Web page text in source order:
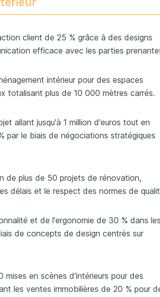
client de 25 % grâce à des designs
efficace avec les parties
intérieur pour des espaces
totalisant plus de 10 000 mètres carrés.
allant jusqu'à 1 million d'euros tout en
par le biais de négociations stratégiques
de plus de 50 projets de rénovation,
délais et le respect des normes de
et de l'ergonomie de 30 % dans les
de concepts de design centrés sur
en scènes d'intérieurs pour des
les ventes immobilières de 20 % pour